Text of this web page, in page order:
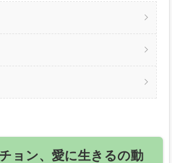
ョン、愛に生きるの動